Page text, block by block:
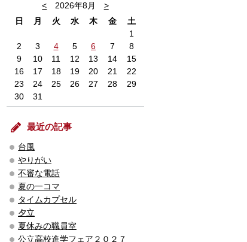
< 2026年8月
>
日
月 火 水 木 金
土
1
2
3 4 5 6 7
8
9
10 11 12 13 14
15
16
17 18 19 20 21
22
23
24 25 26 27 28
29
30
31
最近の記事
台風
やりがい
不審な電話
夏の一コマ
タイムカプセル
夕立
夏休みの職員室
公立高校進学フェア２０２７